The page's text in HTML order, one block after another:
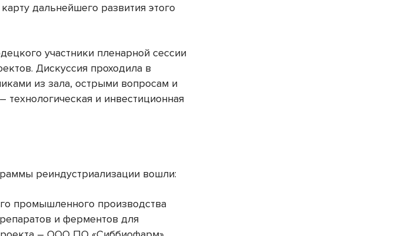
дальнейшего развития этого
участники пленарной сессии
Дискуссия проходила в
из зала, острыми вопросам и
и инвестиционная
реиндустриализации вошли:
промышленного производства
и ферментов для